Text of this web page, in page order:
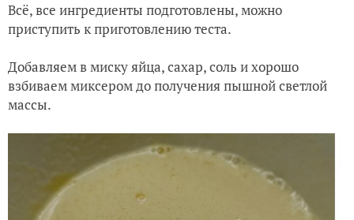
Всё, все ингредиенты подготовлены, можно
приступить к приготовлению теста.
Добавляем в миску яйца, сахар, соль и хорошо
взбиваем миксером до получения пышной светлой
массы.